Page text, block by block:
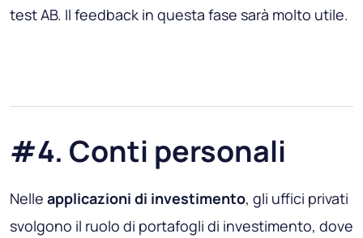
test AB. Il feedback in questa fase sarà molto utile.
#4. Conti personali
Nelle applicazioni di investimento, gli uffici privati ​​
svolgono il ruolo di portafogli di investimento, dove